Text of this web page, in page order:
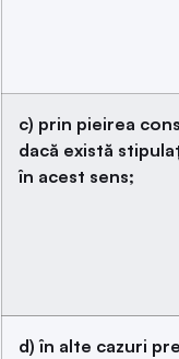
c) prin pieirea
dacă există
în acest sens;
d) în alte cazuri